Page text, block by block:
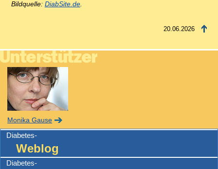
Bildquelle: DiabSite.de.
20.06.2026
Monika Gause
Diabetes-
Weblog
Diabetes-